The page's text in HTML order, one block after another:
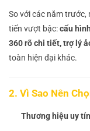
So với các năm trước,
tiến vượt bậc:cấu
360 rõ chi tiết, trợ lý
toàn hiện đại khác.
2. Vì Sao Nên
Thương hiệu uy tín